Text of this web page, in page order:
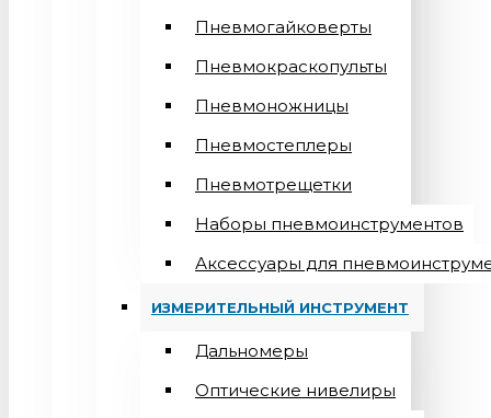
Пневмогайковерты
Пневмокраскопульты
Пневмоножницы
Пневмостеплеры
Пневмотрещетки
Наборы пневмоинструментов
Аксессуары для
ИЗМЕРИТЕЛЬНЫЙ ИНСТРУМЕНТ
Дальномеры
Оптические нивелиры